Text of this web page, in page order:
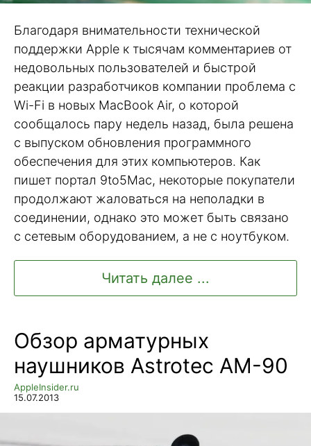
Благодаря внимательности технической
поддержки Apple к тысячам комментариев от
недовольных пользователей и быстрой
реакции разработчиков компании проблема с
Wi-Fi в новых MacBook Air, о которой
сообщалось пару недель назад, была решена
с выпуском обновления программного
обеспечения для этих компьютеров. Как
пишет портал 9to5Mac, некоторые покупатели
продолжают жаловаться на неполадки в
соединении, однако это может быть связано
с сетевым оборудованием, а не с ноутбуком.
Читать далее ...
Обзор арматурных
наушников Astrotec AM-90
AppleInsider.ru
15.07.2013